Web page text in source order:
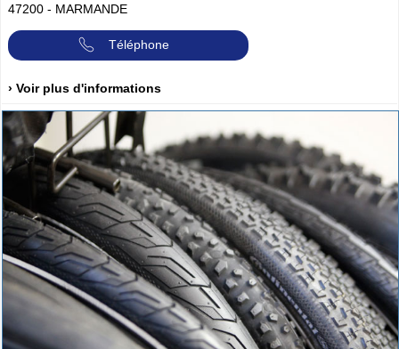
47200 - MARMANDE
Téléphone
› Voir plus d'informations